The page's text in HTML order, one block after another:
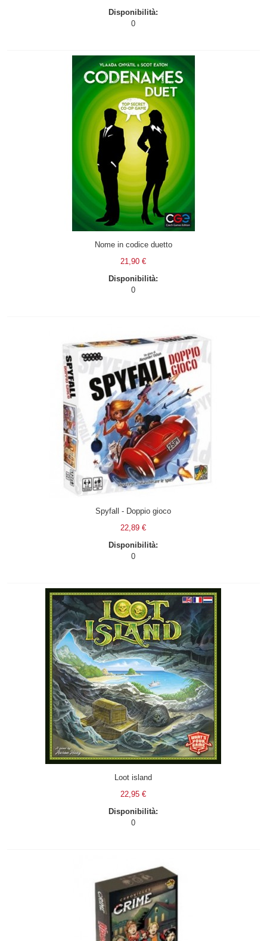
Disponibilità:
0
Nome in codice duetto
21,90 €
Disponibilità:
0
Spyfall - Doppio gioco
22,89 €
Disponibilità:
0
Loot island
22,95 €
Disponibilità:
0